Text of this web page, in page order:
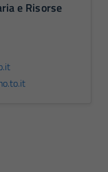
e Risorse